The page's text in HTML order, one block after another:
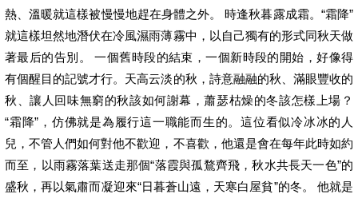
熱、溫暖就這樣被慢慢地趕在身體之外。 時逢秋暮露成霜。“霜降”
就這樣坦然地潛伏在冷風濕雨薄霧中，以自己獨有的形式同秋天做
著最后的告別。 一個舊時段的結束，一個新時段的開始，好像得
有個醒目的記號才行。天高云淡的秋，詩意融融的秋、滿眼豐收的
秋、讓人回味無窮的秋該如何謝幕，蕭瑟枯燥的冬該怎樣上場？
“霜降”，仿佛就是為履行這一職能而生的。這位看似冷冰冰的人
兒，不管人們如何對他不歡迎，不喜歡，他還是會在每年此時如約
而至，以雨霧落葉送走那個“落霞與孤鶩齊飛，秋水共長天一色”的
盛秋，再以氣肅而凝迎來“日暮蒼山遠，天寒白屋貧”的冬。 他就是